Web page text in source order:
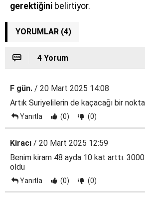
gerektiğini belirtiyor.
YORUMLAR (4)
4 Yorum
F gün. / 20 Mart 2025 14:08
Artık Suriyelilerin de kaçacağı bir
Yanıtla (0) (0)
Kiracı / 20 Mart 2025 12:59
Benim kiram 48 ayda 10 kat arttı.
oldu
Yanıtla (0) (0)